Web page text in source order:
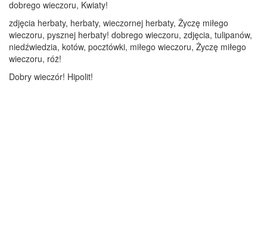
dobrego wieczoru, Kwiaty!
zdjęcia herbaty, herbaty, wieczornej herbaty, Życzę miłego
wieczoru, pysznej herbaty! dobrego wieczoru, zdjęcia, tulipanów,
niedźwiedzia, kotów, pocztówki, miłego wieczoru, Życzę miłego
wieczoru, róż!
Dobry wieczór! Hipolit!